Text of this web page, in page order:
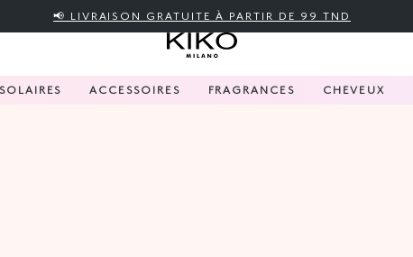
📢 LIVRAISON GRATUITE À PARTIR DE 99 TND
SOLAIRES ACCESSOIRES FRAGRANCES CHEVEUX